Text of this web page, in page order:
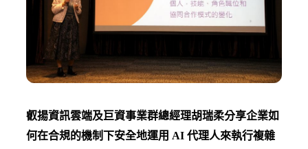
叡揚資訊雲端及巨資事業群總經理胡瑞柔分享企業如
何在合規的機制下安全地運用 AI 代理人來執行複雜